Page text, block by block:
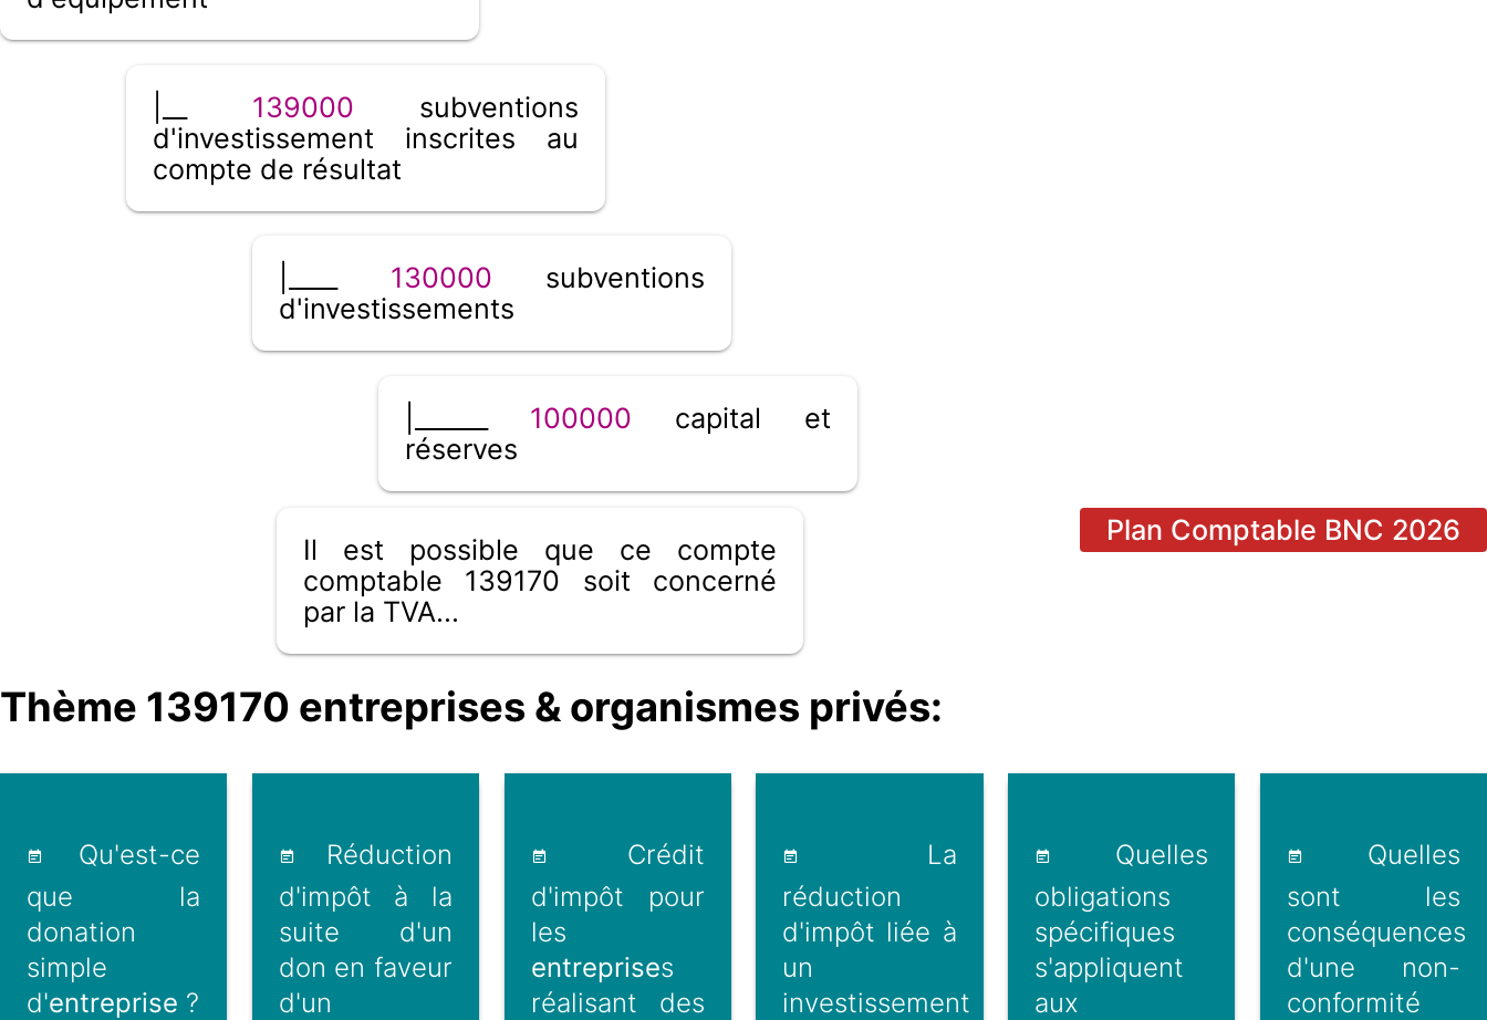
139000 subventions
d'investissement inscrites au
compte de résultat
130000 subventions
d'investissements
100000 capital et
réserves
Plan Comptable BNC 2026
Il est possible que ce compte
comptable 139170 soit concerné
par la TVA...
Thème 139170 entreprises & organismes privés:
Qu'est-ce
que la
donation
simple
d'entreprise ?
Réduction
d'impôt à la
suite d'un
don en faveur
d'un
Crédit
d'impôt pour
les
entreprises
réalisant des
La
réduction
d'impôt liée à
un
investissement
Quelles
obligations
spécifiques
s'appliquent
aux
Quelles
sont les
conséquences
d'une non-
conformité